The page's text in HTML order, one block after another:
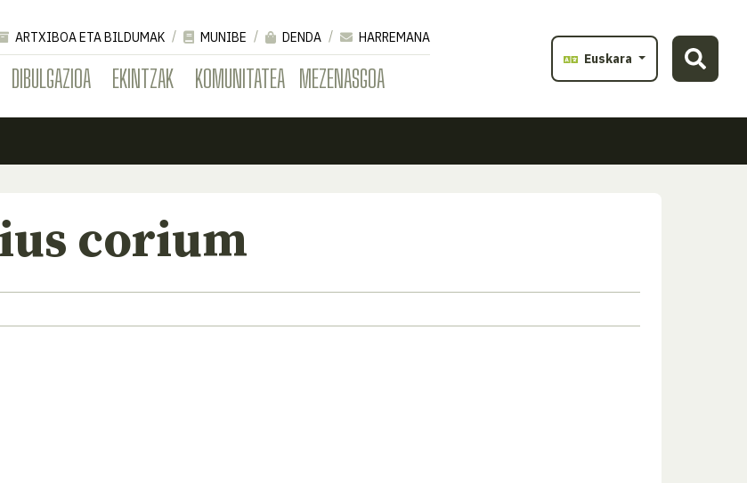
DIBULGAZIOA EKINTZAK KOMUNITATEA MEZENASGOA
ARTXIBOA ETA BILDUMAK MUNIBE DENDA
HARREMANA
Euskara
corium